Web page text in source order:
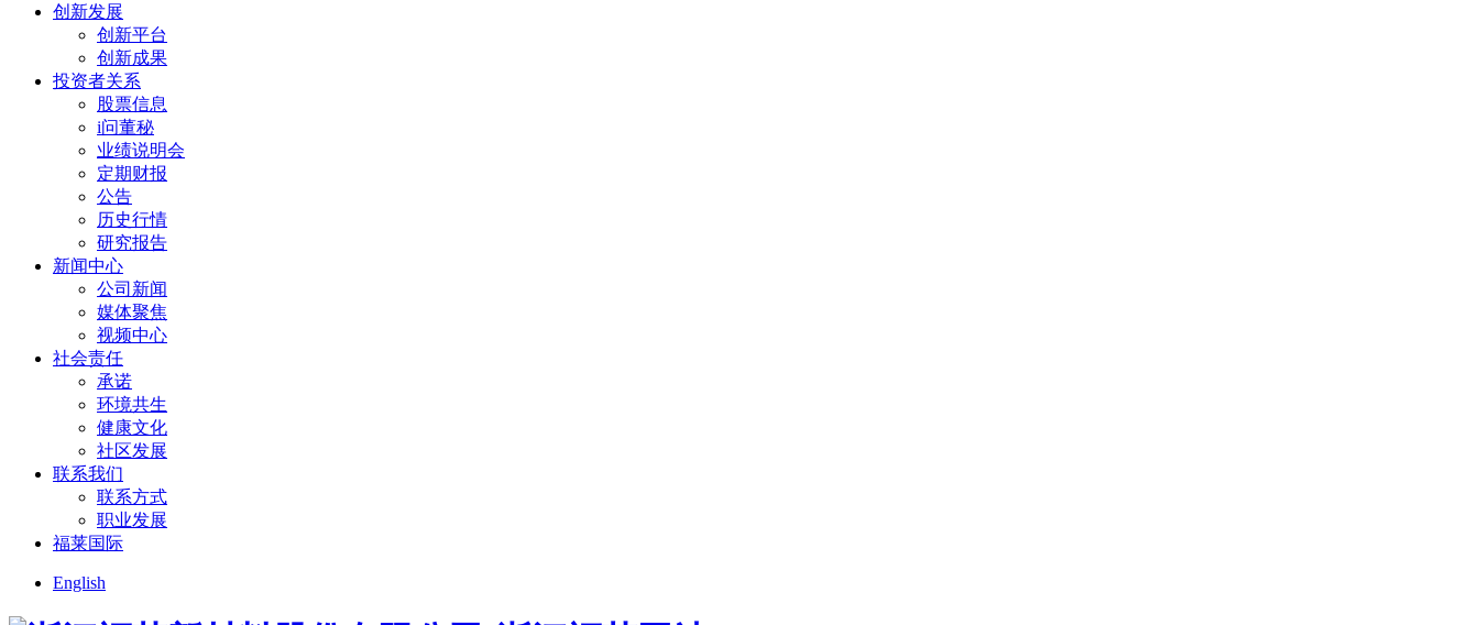
创新发展
创新平台
创新成果
投资者关系
股票信息
i问董秘
业绩说明会
定期财报
公告
历史行情
研究报告
新闻中心
公司新闻
媒体聚焦
视频中心
社会责任
承诺
环境共生
健康文化
社区发展
联系我们
联系方式
职业发展
福莱国际
English